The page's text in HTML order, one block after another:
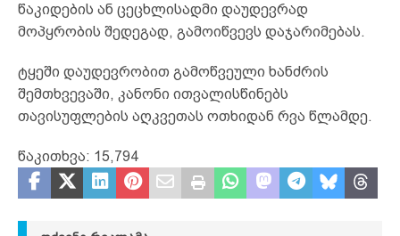
წაკიდების ან ცეცხლისადმი დაუდევრად
მოპყრობის შედეგად, გამოიწვევს დაჯარიმებას.
ტყეში დაუდევრობით გამოწვეული ხანძრის
შემთხვევაში, კანონი ითვალისწინებს
თავისუფლების აღკვეთას ოთხიდან რვა წლამდე.
წაკითხვა: 15,794